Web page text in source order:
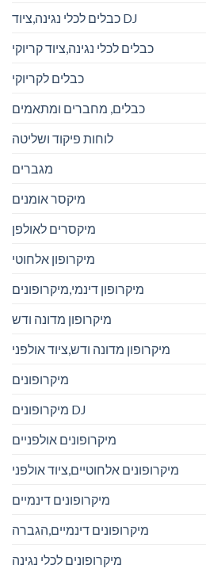
כבלים לכלי נגינה,ציוד DJ
כבלים לכלי נגינה,ציוד קריוקי
כבלים לקריוקי
כבלים, מחברים ומתאמים
לוחות פיקוד ושליטה
מגברים
מיקסר אומנים
מיקסרים לאולפן
מיקרופון אלחוטי
מיקרופון דינמי,מיקרופונים
מיקרופון מדונה ודש
מיקרופון מדונה ודש,ציוד אולפני
מיקרופונים
מיקרופונים DJ
מיקרופונים אולפניים
מיקרופונים אלחוטיים,ציוד אולפני
מיקרופונים דינמיים
מיקרופונים דינמיים,הגברה
מיקרופונים לכלי נגינה